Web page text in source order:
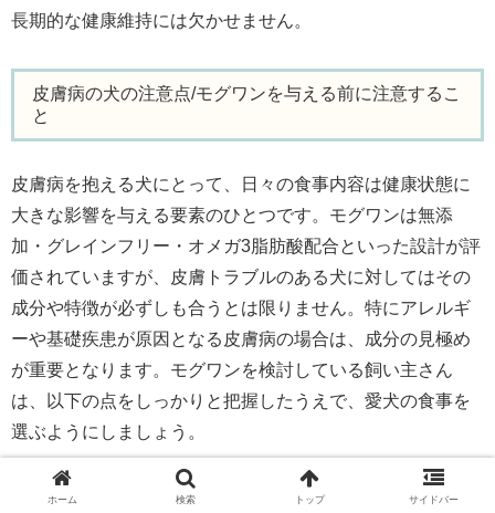
長期的な健康維持には欠かせません。
皮膚病の犬の注意点/モグワンを与える前に注意するこ
と
皮膚病を抱える犬にとって、日々の食事内容は健康状態に
大きな影響を与える要素のひとつです。モグワンは無添
加・グレインフリー・オメガ3脂肪酸配合といった設計が評
価されていますが、皮膚トラブルのある犬に対してはその
成分や特徴が必ずしも合うとは限りません。特にアレルギ
ーや基礎疾患が原因となる皮膚病の場合は、成分の見極め
が重要となります。モグワンを検討している飼い主さん
は、以下の点をしっかりと把握したうえで、愛犬の食事を
選ぶようにしましょう。
注意点１・皮膚病の原因（アレルギー、感染症、ホルモ
ホーム 検索 トップ サイドバー